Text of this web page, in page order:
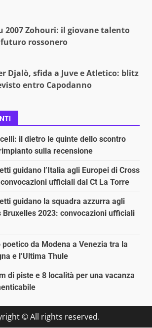
2007 Zohouri: il giovane talento
rossonero
Djalò, sfida a Juve e Atletico: blitz
entro Capodanno
il dietro le quinte dello scontro
sulla recensione
guidano l’Italia agli Europei di Cross
ufficiali dal Ct La Torre
guidano la squadra azzurra agli
Bruxelles 2023: convocazioni ufficiali
da Modena a Venezia tra la
e l’Ultima Thule
di piste e 8 località per una vacanza
© All rights reserved.